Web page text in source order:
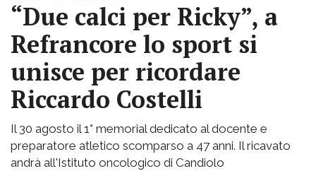
“Due calci per Ricky”, a
Refrancore lo sport si
unisce per ricordare
Riccardo Costelli
Il 30 agosto il 1° memorial dedicato al docente e
preparatore atletico scomparso a 47 anni. Il ricavato
andrà all'Istituto oncologico di Candiolo